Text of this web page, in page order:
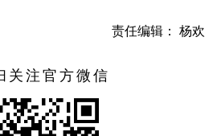
责任编辑： 杨欢
关注官方微信